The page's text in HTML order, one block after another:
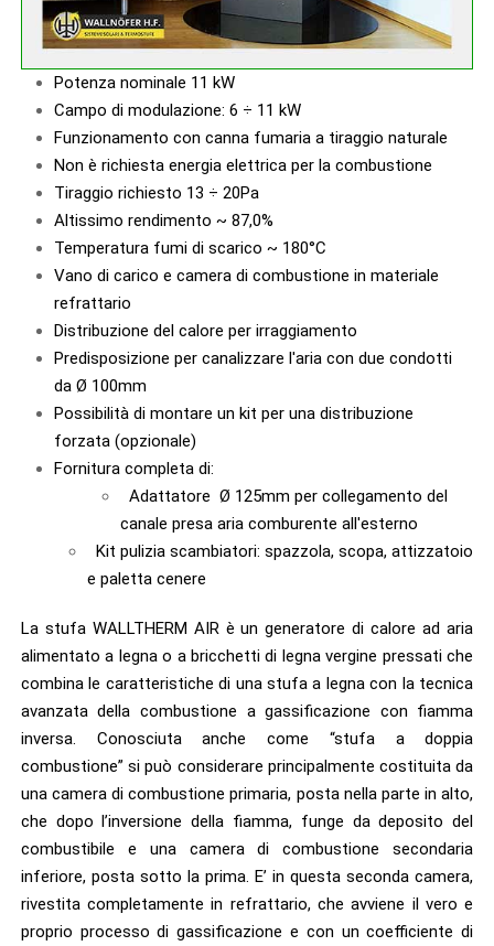
Potenza nominale 11 kW
Campo di modulazione: 6 ÷ 11 kW
Funzionamento con canna fumaria a tiraggio naturale
Non è richiesta energia elettrica per la combustione
Tiraggio richiesto 13 ÷ 20Pa
Altissimo rendimento ~ 87,0%
Temperatura fumi di scarico ~ 180°C
Vano di carico e camera di combustione in materiale
refrattario
Distribuzione del calore per irraggiamento
Predisposizione per canalizzare l'aria con due condotti
da Ø 100mm
Possibilità di montare un kit per una distribuzione
forzata (opzionale)
Fornitura completa di:
Adattatore Ø 125mm per collegamento del
canale presa aria comburente all'esterno
Kit pulizia scambiatori: spazzola, scopa, attizzatoio
e paletta cenere
La stufa WALLTHERM AIR è un generatore di calore ad aria
alimentato a legna o a bricchetti di legna vergine pressati che
combina le caratteristiche di una stufa a legna con la tecnica
avanzata della combustione a gassificazione con fiamma
inversa. Conosciuta anche come “stufa a doppia
combustione” si può considerare principalmente costituita da
una camera di combustione primaria, posta nella parte in alto,
che dopo l’inversione della fiamma, funge da deposito del
combustibile e una camera di combustione secondaria
inferiore, posta sotto la prima. E’ in questa seconda camera,
rivestita completamente in refrattario, che avviene il vero e
proprio processo di gassificazione e con un coefficiente di